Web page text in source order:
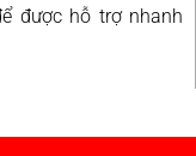
được hỗ trợ nhanh